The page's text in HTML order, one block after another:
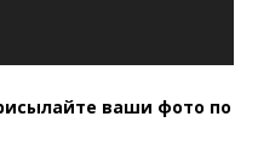
ваши фото по